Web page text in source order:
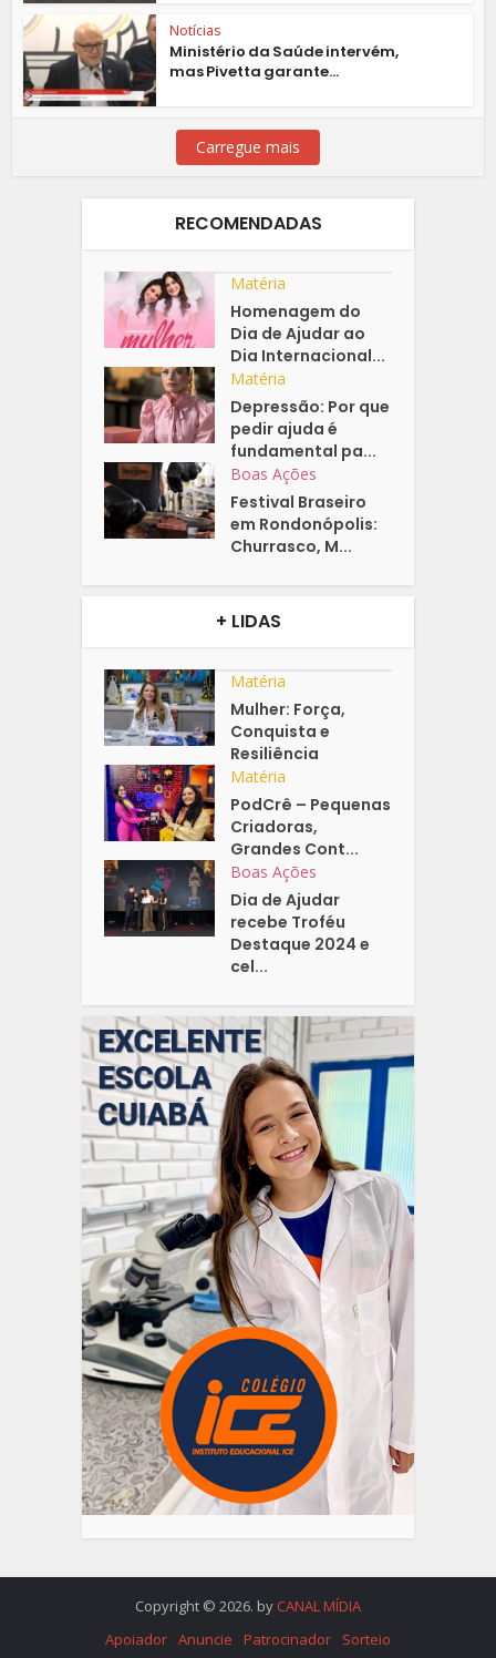
Notícias
Ministério da Saúde intervém,
mas Pivetta garante...
Carregue mais
RECOMENDADAS
Matéria
Homenagem do
Dia de Ajudar ao
Dia Internacional...
Matéria
Depressão: Por que
pedir ajuda é
fundamental pa...
Boas Ações
Festival Braseiro
em Rondonópolis:
Churrasco, M...
+ LIDAS
Matéria
Mulher: Força,
Conquista e
Resiliência
Matéria
PodCrê – Pequenas
Criadoras,
Grandes Cont...
Boas Ações
Dia de Ajudar
recebe Troféu
Destaque 2024 e
cel...
Copyright © 2026. by CANAL MÍDIA
Apoiador Anuncie Patrocinador Sorteio